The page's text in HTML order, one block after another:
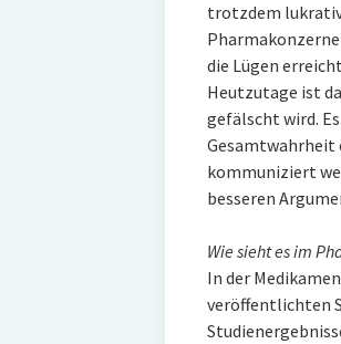
trotzdem
die Lügen
Heutzutage ist
gefälscht wird.
kommuniziert
besseren
Wie sieht es im
In der
veröffentlichten